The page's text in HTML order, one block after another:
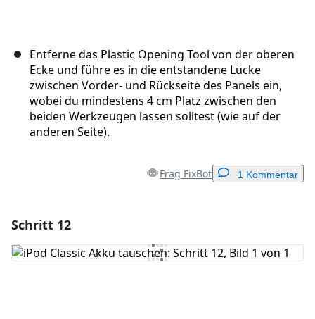
Entferne das Plastic Opening Tool von der oberen
Ecke und führe es in die entstandene Lücke
zwischen Vorder- und Rückseite des Panels ein,
wobei du mindestens 4 cm Platz zwischen den
beiden Werkzeugen lassen solltest (wie auf der
anderen Seite).
Frag FixBot 1 Kommentar
Kommentar hinzufügen
Schritt 12